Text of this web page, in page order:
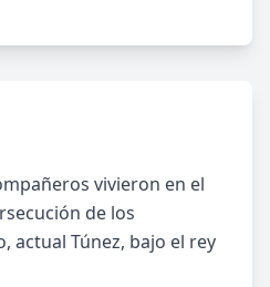
vivieron en el
de los
actual Túnez, bajo el rey